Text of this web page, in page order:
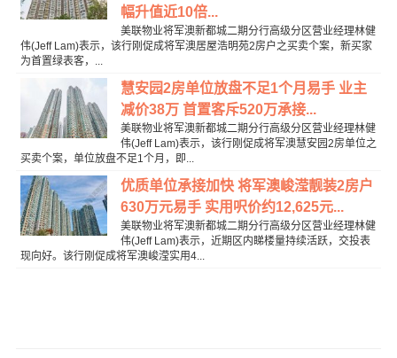
幅升值近10倍...
美联物业将军澳新都城二期分行高级分区营业经理林健
伟(Jeff Lam)表示，该行刚促成将军澳居屋浩明苑2房户之买卖个案，新买家
为首置绿表客，...
慧安园2房单位放盘不足1个月易手 业主
减价38万 首置客斥520万承接...
美联物业将军澳新都城二期分行高级分区营业经理林健
伟(Jeff Lam)表示，该行刚促成将军澳慧安园2房单位之
买卖个案，单位放盘不足1个月，即...
优质单位承接加快 将军澳峻滢靓装2房户
630万元易手 实用呎价约12,625元...
美联物业将军澳新都城二期分行高级分区营业经理林健
伟(Jeff Lam)表示，近期区内睇楼量持续活跃，交投表
现向好。该行刚促成将军澳峻滢实用4...